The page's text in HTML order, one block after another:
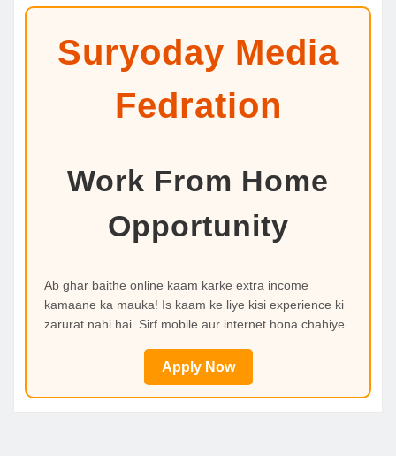
Suryoday Media
Fedration
Work From Home
Opportunity
Ab ghar baithe online kaam karke extra income
kamaane ka mauka! Is kaam ke liye kisi experience ki
zarurat nahi hai. Sirf mobile aur internet hona chahiye.
Apply Now